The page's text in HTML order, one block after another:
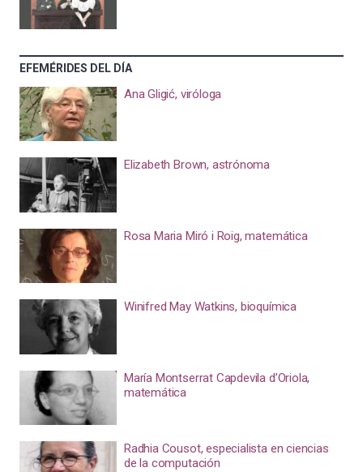
EFEMÉRIDES DEL DÍA
Ana Gligić, viróloga
Elizabeth Brown, astrónoma
Rosa Maria Miró i Roig, matemática
Winifred May Watkins, bioquímica
María Montserrat Capdevila d’Oriola,
matemática
Radhia Cousot, especialista en ciencias
de la computación